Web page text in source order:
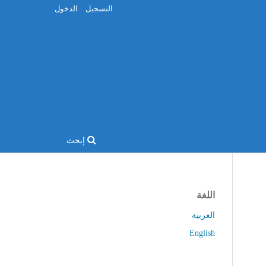
إبحث
التسجيل الدخول
اللغة
العربية
English